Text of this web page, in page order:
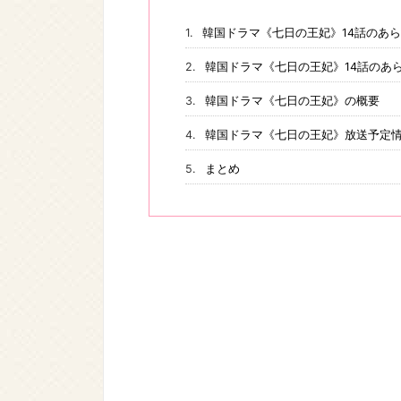
韓国ドラマ《七日の王妃》14話のあ
韓国ドラマ《七日の王妃》14話のあ
韓国ドラマ《七日の王妃》の概要
韓国ドラマ《七日の王妃》放送予定
まとめ